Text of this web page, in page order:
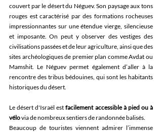
couvert par le désert du Néguev. Son paysage aux tons
rouges est caractérisé par des formations rocheuses
impressionnantes sur une étendue vierge, silencieuse
et imposante. On peut y observer des vestiges des
civilisations passées et de leur agriculture, ainsi que des
sites archéologiques de premier plan comme Avdat ou
Mamshit. Le Néguev permet également d’aller à la
rencontre des tribus bédouines, qui sont les habitants
historiques du désert.
Le désert d'Israël est facilement accessible à pied ou à
vélo via de nombreux sentiers de randonnée balisés.
Beaucoup de touristes viennent admirer l’immense